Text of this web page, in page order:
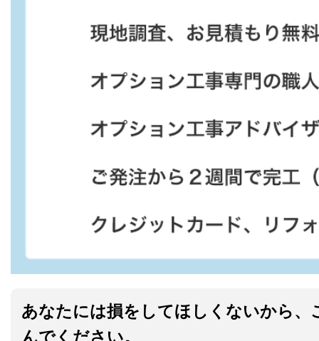
あなたには損をしてほしくないから、
んでください。